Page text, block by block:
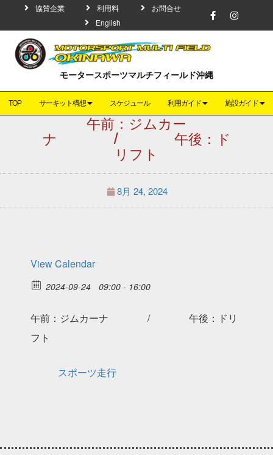
協賛企業 利用料
お問合せ
English
モータースポーツマルチフィールド沖縄
TOP サーキット構想 スケジュール 利用ガイド 施設ガイド
午前：ジムカー
ナ / 午後：ド
リフト
8月 24, 2024
View Calendar
2024-09-24 09:00 - 16:00
午前：ジムカーナ / 午後：ドリ
フト
スポーツ走行